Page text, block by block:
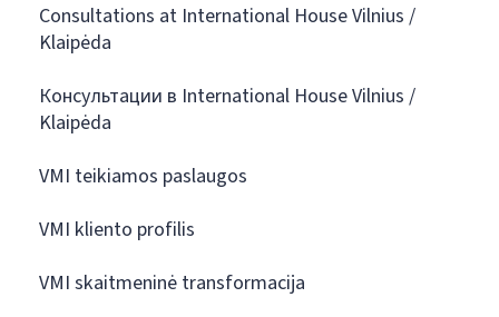
Consultations at International House Vilnius /
Klaipėda
Консультации в International House Vilnius /
Klaipėda
VMI teikiamos paslaugos
VMI kliento profilis
VMI skaitmeninė transformacija